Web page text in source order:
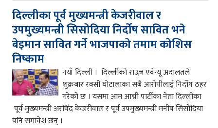
दिल्लीका पूर्व मुख्यमन्त्री केजरीवाल र
उपमुख्यमन्त्री सिसोदिया निर्दोष सावित भने
बेइमान सावित गर्ने भाजपाको तमाम कोशिस
निष्काम
नयाँ दिल्ली । दिल्लीको राउज़ एवेन्यू अदालतले
शुक्रबार रक्सी घोटालाका सबै आरोपीलाई निर्दोष ठहर
गरेको छ । यसमा आम आद्मी पार्टीका नेता दिल्लीका
पूर्व मुख्यमन्त्री अरविंद केजरीवाल र पूर्व उपमुख्यमन्त्री मनीष सिसोदिया
पनि समावेश छन् ।